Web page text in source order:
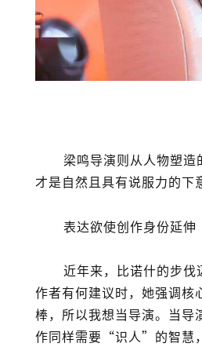
梁鸣导演则从人物塑
才是自然且具有说服力的下
表达欲使创作身份延伸
近年来，比诺什的步
作者有何建议时，她强调
棒，所以我想当导演。当
作同样需要“识人”的智慧